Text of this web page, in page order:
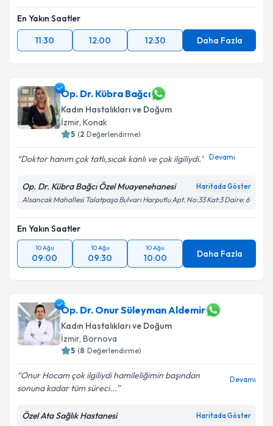
En Yakın Saatler
11:30
12:00 12:30 Daha Fazla
Op. Dr. Kübra Bağcı
Kadın Hastalıkları ve Doğum
İzmir, Konak
5 (2 Değerlendirme)
Doktor hanım çok tatlı,sıcak kanlı ve çok ilgiliydi.️ Devamı
Op. Dr. Kübra Bağcı Özel Muayenehanesi Haritada Göster
Alsancak Mahallesi Talatpaşa Bulvarı Harputlu Apt. No:33 Kat:3 Daire: 6
En Yakın Saatler
10 Ağu
09:00
10 Ağu
09:30
10 Ağu
10:00 Daha Fazla
Op. Dr. Onur Süleyman Aldemir
Kadın Hastalıkları ve Doğum
İzmir, Bornova
5 (8 Değerlendirme)
Onur Hocam çok ilgiliydi hamileliğimin başından
sonuna kadar tüm süreci...
Devamı
Özel Ata Sağlık Hastanesi Haritada Göster